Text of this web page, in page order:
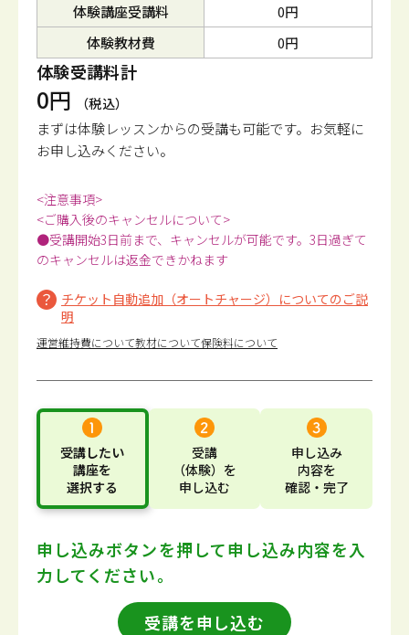
体験講座受講料
0円
体験教材費
0円
体験受講料計
0円 （税込）
まずは体験レッスンからの受講も可能です。 お気軽に
お申し込みください。
<注意事項>
<ご購入後のキャンセルについて>
●受講開始3日前まで、キャンセルが可能です。3日過ぎて
のキャンセルは返金できかねます
チケット自動追加（オートチャージ）についてのご説
明
運営維持費について教材について保険料について
受講したい
講座を
選択する
受講
（体験） を
申し込む
申し込み
内容を
確認・完了
申し込みボタンを押して申し込み内容を入
力してください。
受講を申し込む